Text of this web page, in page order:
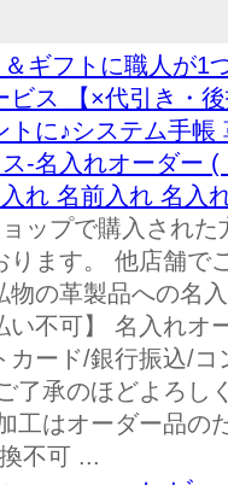
ギフトに職人が1
ビス 【×代引き・
トに♪システム手
-名入れオーダー
れ 名前入れ 名入
ップで購入され
ります。 他店舗で
物の革製品への名
い不可】 名入れ
カード/銀行振込/
了承のほどよろし
工はオーダー品の
不可 ...